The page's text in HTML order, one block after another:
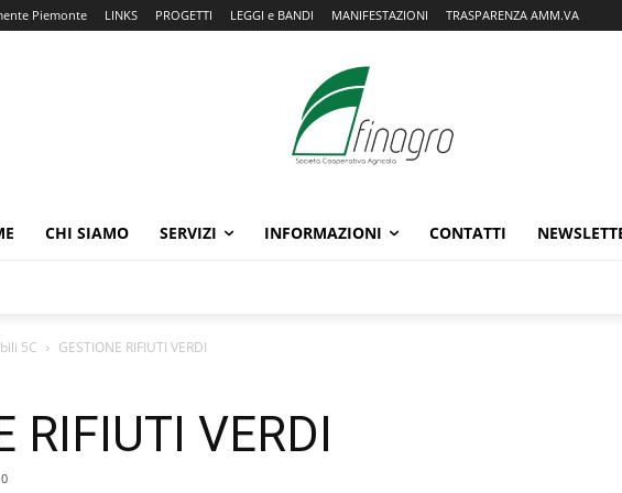
Piemonte LINKS PROGETTI LEGGI e BANDI MANIFESTAZIONI TRASPARENZA AMM.VA
CHI SIAMO SERVIZI INFORMAZIONI CONTATTI
5C GESTIONE RIFIUTI VERDI
RIFIUTI VERDI
0